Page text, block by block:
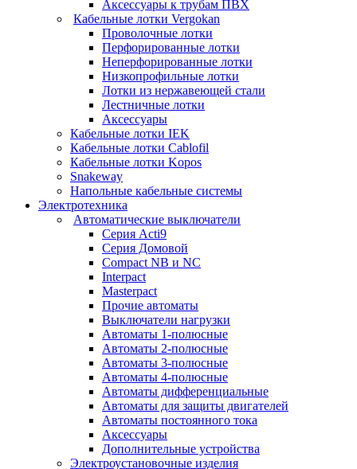
Аксессуары к трубам ПВХ
Кабельные лотки Vergokan
Проволочные лотки
Перфорированные лотки
Неперфорированные лотки
Низкопрофильные лотки
Лотки из нержавеющей стали
Лестничные лотки
Аксессуары
Кабельные лотки IEK
Кабельные лотки Cablofil
Кабельные лотки Kopos
Snakeway
Напольные кабельные системы
Электротехника
Автоматические выключатели
Серия Acti9
Серия Домовой
Compact NB и NC
Interpact
Masterpact
Прочие автоматы
Выключатели нагрузки
Автоматы 1-полюсные
Автоматы 2-полюсные
Автоматы 3-полюсные
Автоматы 4-полюсные
Автоматы дифференциальные
Автоматы для защиты двигателей
Автоматы постоянного тока
Аксессуары
Дополнительные устройства
Электроустановочные изделия